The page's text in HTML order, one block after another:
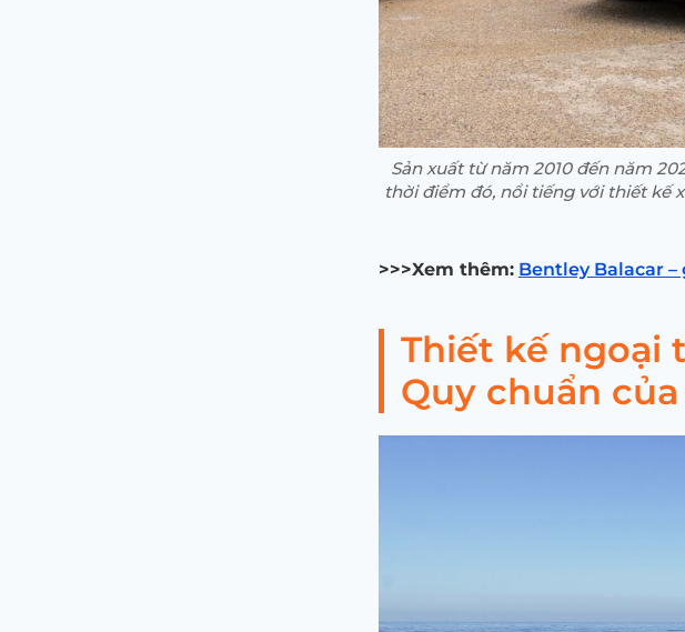
Sản xuất từ ​​năm 2010 đến năm
thời điểm đó, nổi tiếng với thiết kế
>>>Xem thêm: Bentley Balacar
Thiết kế ngoại
Quy chuẩn